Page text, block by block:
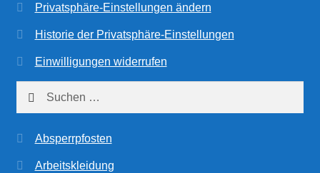
Privatsphäre-Einstellungen ändern
Historie der Privatsphäre-Einstellungen
Einwilligungen widerrufen
Absperrpfosten
Arbeitskleidung